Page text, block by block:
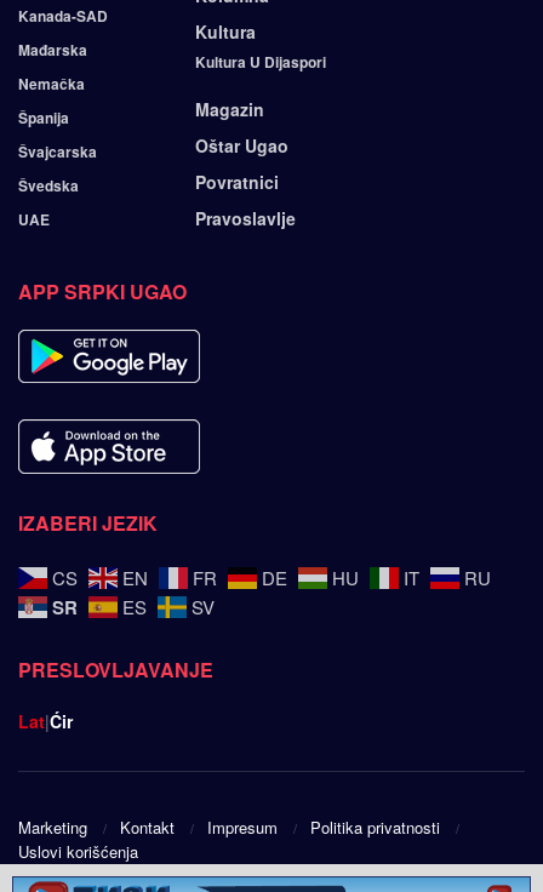
Kanada-SAD
Mađarska
Nemačka
Španija
Švajcarska
Švedska
UAE
Kultura
Kultura U Dijaspori
Magazin
Oštar Ugao
Povratnici
Pravoslavlje
APP SRPKI UGAO
IZABERI JEZIK
CS EN FR DE HU IT RU
SR ES SV
PRESLOVLJAVANJE
Lat|Ćir
Marketing Kontakt Impresum
Politika privatnosti
Uslovi korišćenja